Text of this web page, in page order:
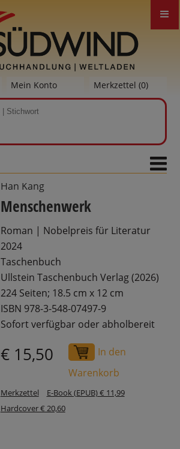
Mein Konto Merkzettel (0)
Han Kang
Menschenwerk
Roman | Nobelpreis für Literatur
2024
Taschenbuch
Ullstein Taschenbuch Verlag (2026)
224 Seiten; 18.5 cm x 12 cm
ISBN 978-3-548-07497-9
Sofort verfügbar oder abholbereit
€ 15,50
In den
Warenkorb
Merkzettel
E-Book (EPUB) € 11,99
Hardcover € 20,60